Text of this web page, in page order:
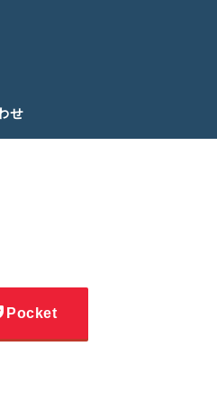
せ
Pocket